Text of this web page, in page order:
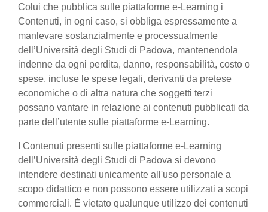
Colui che pubblica sulle piattaforme e-Learning i
Contenuti, in ogni caso, si obbliga espressamente a
manlevare sostanzialmente e processualmente
dell’Università degli Studi di Padova, mantenendola
indenne da ogni perdita, danno, responsabilità, costo o
spese, incluse le spese legali, derivanti da pretese
economiche o di altra natura che soggetti terzi
possano vantare in relazione ai contenuti pubblicati da
parte dell’utente sulle piattaforme e-Learning.
I Contenuti presenti sulle piattaforme e-Learning
dell’Università degli Studi di Padova si devono
intendere destinati unicamente all'uso personale a
scopo didattico e non possono essere utilizzati a scopi
commerciali. È vietato qualunque utilizzo dei contenuti